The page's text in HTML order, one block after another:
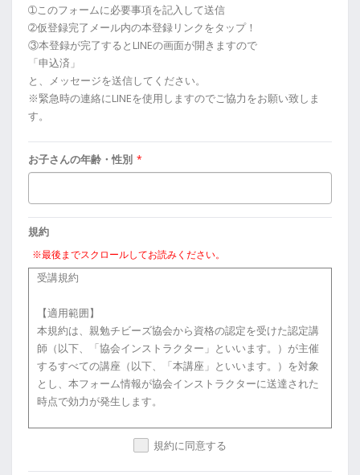
➀このフォームに必要事項を記入して送信
➁仮登録完了メール内の本登録リンクをタップ！
③本登録が完了するとLINEの画面が開きますので
「申込済」
と、メッセージを送信してください。
※緊急時の連絡にLINEを使用しますのでご協力をお願い致しま
す。
お子さんの年齢・性別 *
規約
※最後までスクロールしてお読みください。
受講規約
【適用範囲】
本規約は、親勉チビーズ協会から資格の認定を受けた認定講
師（以下、「協会インストラクター」といいます。）が主催
するすべての講座（以下、「本講座」といいます。）を対象
とし、本フォーム情報が協会インストラクターに送達された
時点で効力が発生します。
【受講料のお支払い】
受講者は、申し込み書等に記載された受講料を、協会インス
規約に同意する